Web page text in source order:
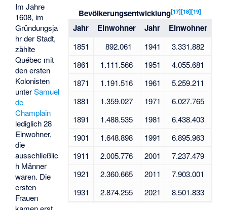
Bevölkerungsentwicklung[17][18][19]
Jahr Einwohner Jahr Einwohner
1851 892.061 1941
3.331.882
1861
1.111.566 1951
4.055.681
1871
1.191.516 1961
5.259.211
1881
1.359.027 1971
6.027.765
1891
1.488.535 1981
6.438.403
1901
1.648.898 1991
6.895.963
1911
2.005.776 2001
7.237.479
1921
2.360.665 2011
7.903.001
1931
2.874.255 2021 8.501.833
Im Jahre
1608, im
Gründungsja
hr der Stadt,
zählte
Québec mit
den ersten
Kolonisten
unterSamuel
de
Champlain
lediglich 28
Einwohner,
die
ausschließlic
h Männer
waren. Die
ersten
Frauen